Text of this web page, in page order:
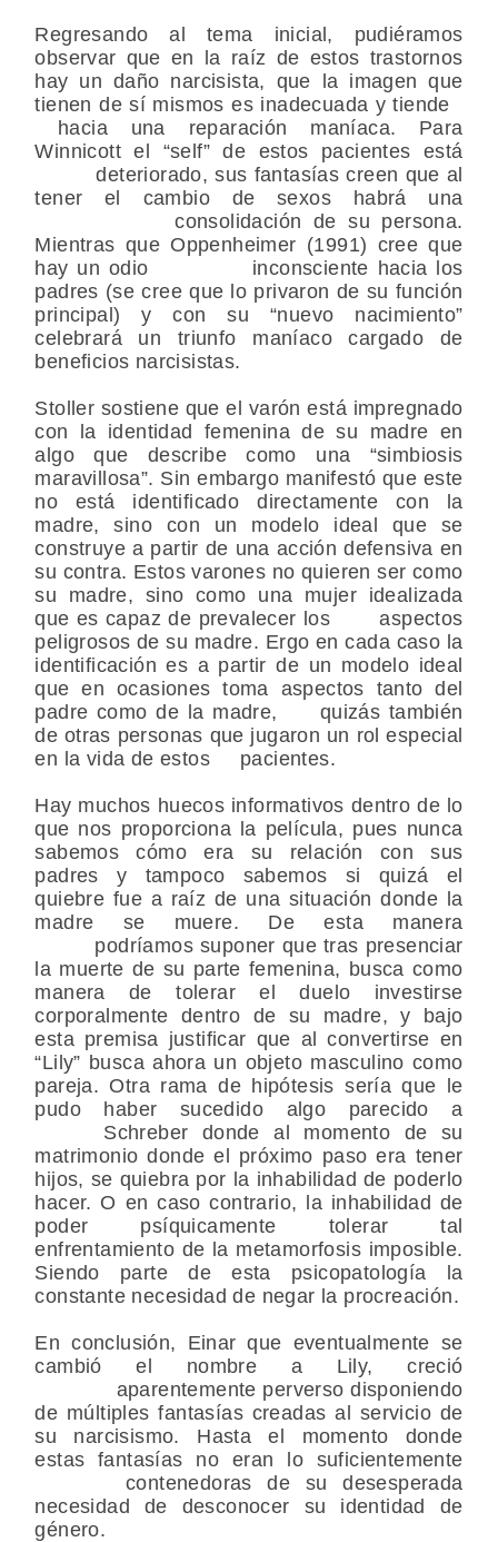
Regresando al tema inicial, pudiéramos
observar que en la raíz de estos trastornos
hay un daño narcisista, que la imagen que
tienen de sí mismos es inadecuada y tiende
hacia una reparación maníaca. Para
Winnicott el “self” de estos pacientes está
deteriorado, sus fantasías creen que al
tener el cambio de sexos habrá una
consolidación de su persona.
Mientras que Oppenheimer (1991) cree que
hay un odio inconsciente hacia los
padres (se cree que lo privaron de su función
principal) y con su “nuevo nacimiento”
celebrará un triunfo maníaco cargado de
beneficios narcisistas.
Stoller sostiene que el varón está impregnado
con la identidad femenina de su madre en
algo que describe como una “simbiosis
maravillosa”. Sin embargo manifestó que este
no está identificado directamente con la
madre, sino con un modelo ideal que se
construye a partir de una acción defensiva en
su contra. Estos varones no quieren ser como
su madre, sino como una mujer idealizada
que es capaz de prevalecer los aspectos
peligrosos de su madre. Ergo en cada caso la
identificación es a partir de un modelo ideal
que en ocasiones toma aspectos tanto del
padre como de la madre, quizás también
de otras personas que jugaron un rol especial
en la vida de estos pacientes.
Hay muchos huecos informativos dentro de lo
que nos proporciona la película, pues nunca
sabemos cómo era su relación con sus
padres y tampoco sabemos si quizá el
quiebre fue a raíz de una situación donde la
madre se muere. De esta manera
podríamos suponer que tras presenciar
la muerte de su parte femenina, busca como
manera de tolerar el duelo investirse
corporalmente dentro de su madre, y bajo
esta premisa justificar que al convertirse en
“Lily” busca ahora un objeto masculino como
pareja. Otra rama de hipótesis sería que le
pudo haber sucedido algo parecido a
Schreber donde al momento de su
matrimonio donde el próximo paso era tener
hijos, se quiebra por la inhabilidad de poderlo
hacer. O en caso contrario, la inhabilidad de
poder psíquicamente tolerar tal
enfrentamiento de la metamorfosis imposible.
Siendo parte de esta psicopatología la
constante necesidad de negar la procreación.
En conclusión, Einar que eventualmente se
cambió el nombre a Lily, creció
aparentemente perverso disponiendo
de múltiples fantasías creadas al servicio de
su narcisismo. Hasta el momento donde
estas fantasías no eran lo suficientemente
contenedoras de su desesperada
necesidad de desconocer su identidad de
género.